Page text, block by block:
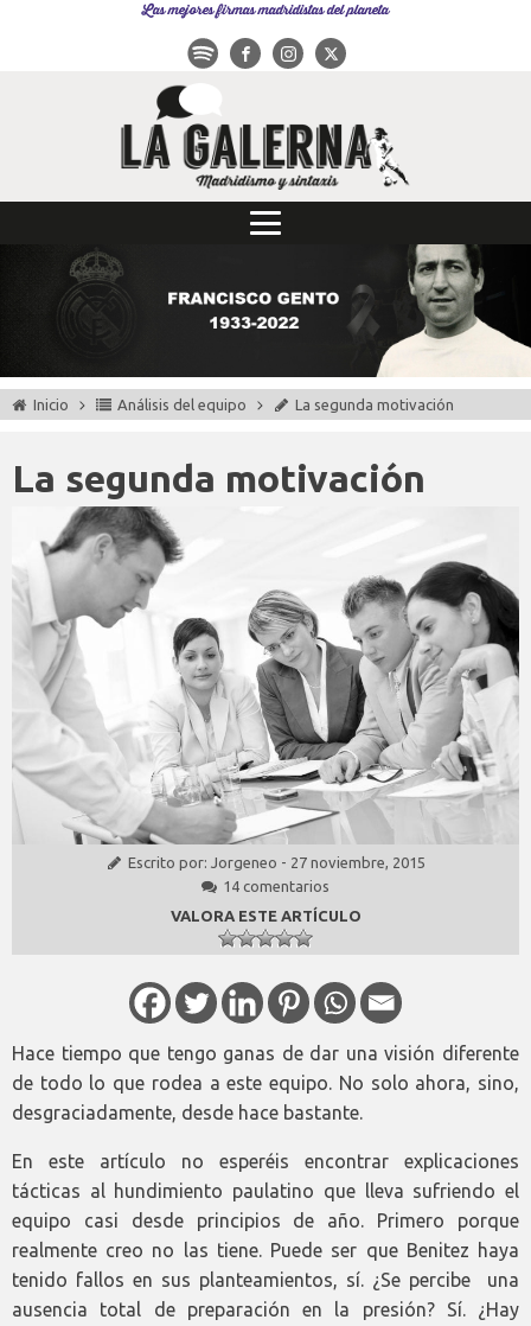
Las mejores firmas madridistas del planeta
Inicio Análisis del equipo La segunda motivación
La segunda motivación
Escrito por: Jorgeneo - 27 noviembre, 2015
14 comentarios
VALORA ESTE ARTÍCULO
Hace tiempo que tengo ganas de dar una visión diferente
de todo lo que rodea a este equipo. No solo ahora, sino,
desgraciadamente, desde hace bastante.
En este artículo no esperéis encontrar explicaciones
tácticas al hundimiento paulatino que lleva sufriendo el
equipo casi desde principios de año. Primero porque
realmente creo no las tiene. Puede ser que Benitez haya
tenido fallos en sus planteamientos, sí. ¿Se percibe una
ausencia total de preparación en la presión? Sí. ¿Hay